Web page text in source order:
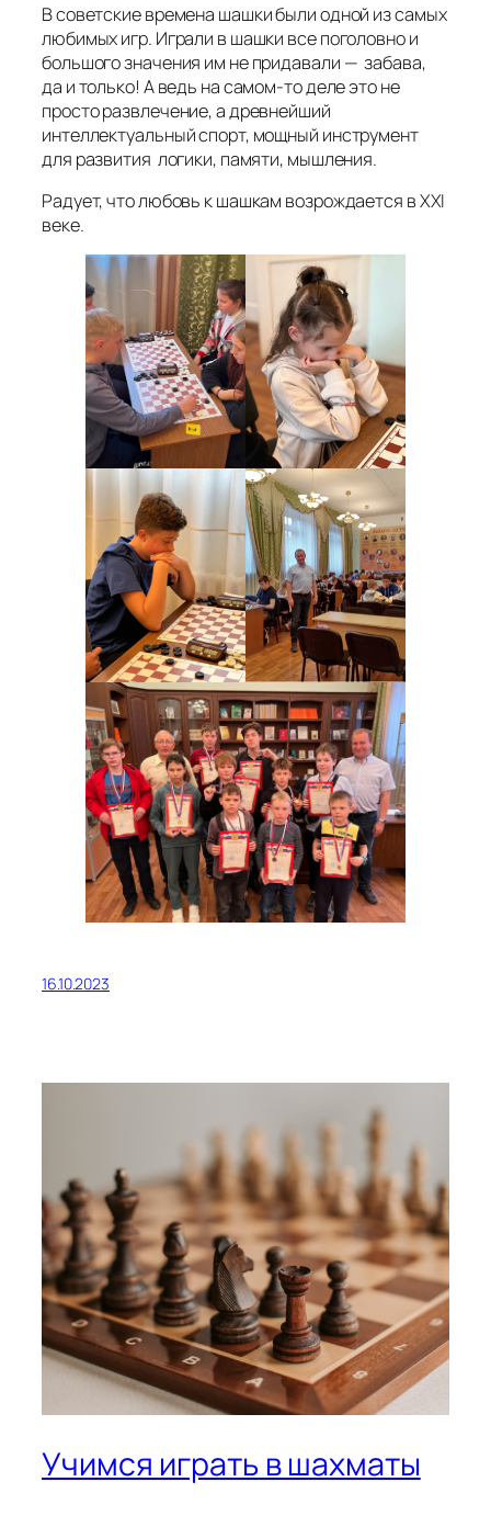
В советские времена шашки были одной из самых
любимых игр. Играли в шашки все поголовно и
большого значения им не придавали — забава,
да и только! А ведь на самом-то деле это не
просто развлечение, а древнейший
интеллектуальный спорт, мощный инструмент
для развития логики, памяти, мышления.
Радует, что любовь к шашкам возрождается в XXI
веке.
16.10.2023
Учимся играть в шахматы